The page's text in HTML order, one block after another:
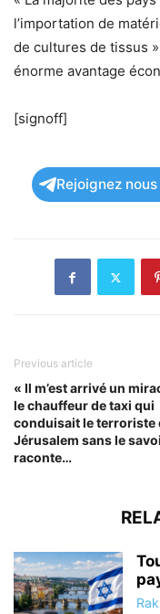
l’importation de
de cultures de tissus
énorme avantage
[signoff]
Rejoignez
Previous article
« Il m’est arrivé un
le chauffeur de taxi qui
conduisait le terroriste
Jérusalem sans le
raconte…